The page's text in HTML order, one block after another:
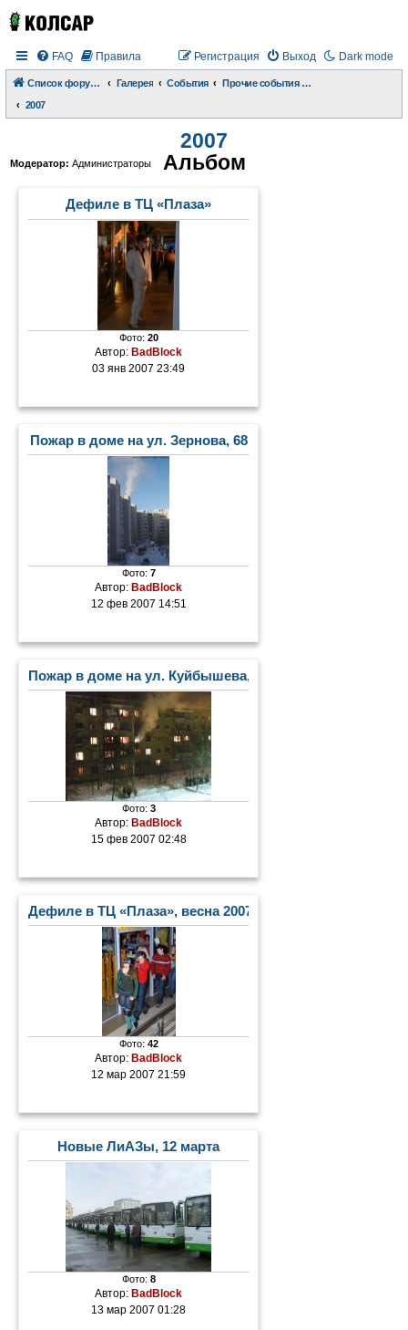
Dark mode
FAQ Правила Выход
Регистрация
Список форумов Галерея События
Прочие события и происшествия
2007
2007
Модератор: Администраторы Альбом
Дефиле в ТЦ «Плаза»
Фото: 20
Автор:BadBlock
03 янв 2007 23:49
Пожар в доме на ул. Зернова, 68
Фото: 7
Автор:BadBlock
12 фев 2007 14:51
Пожар в доме на ул. Куйбышева, 5
Фото: 3
Автор: BadBlock
15 фев 2007 02:48
Дефиле в ТЦ «Плаза», весна 2007 г.
Фото: 42
Автор: BadBlock
12 мар 2007 21:59
Новые ЛиАЗы, 12 марта
Фото: 8
Автор: BadBlock
13 мар 2007 01:28